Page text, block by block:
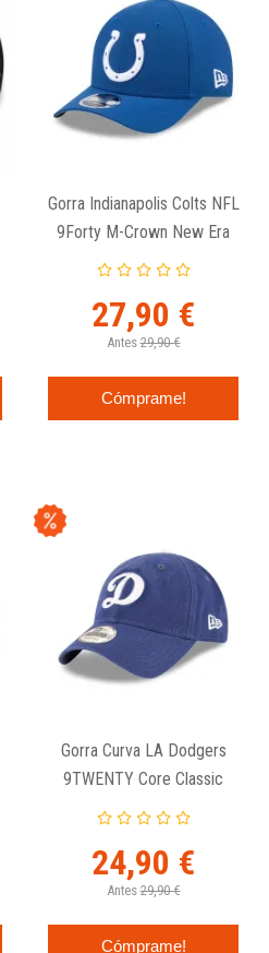
Gorra Indianapolis Colts NFL
9Forty M-Crown New Era
27,90 €
Antes 29,90 €
Cómprame!
Gorra Curva LA Dodgers
9TWENTY Core Classic
Azul - New Era
24,90 €
Antes 29,90 €
Cómprame!